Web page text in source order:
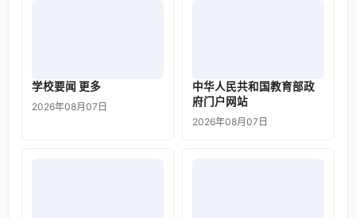
学校要闻 更多
2026年08月07日
中华人民共和国教育部政
府门户网站
2026年08月07日